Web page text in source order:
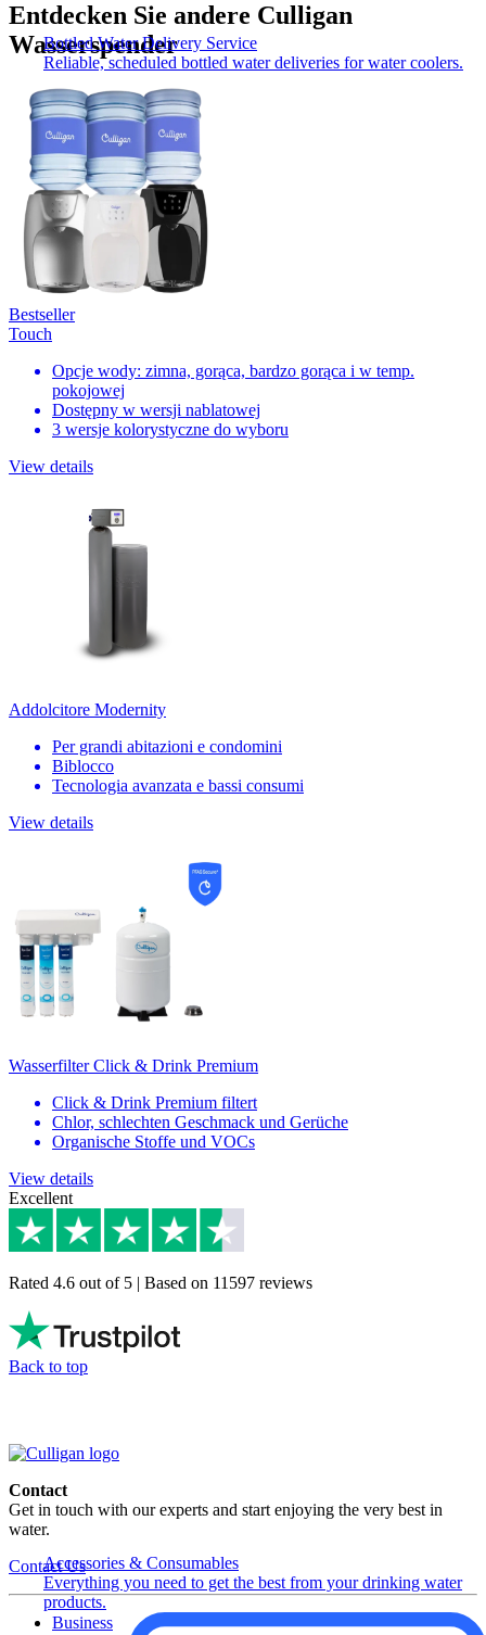
Bottled Water Delivery Service
Reliable, scheduled bottled water deliveries for water coolers.
Accessories & Consumables
Everything you need to get the best from your drinking water
products.
Entdecken Sie andere Culligan
Wasserspender
Bestseller
Touch
Opcje wody: zimna, gorąca, bardzo gorąca i w temp.
pokojowej
Dostępny w wersji nablatowej
3 wersje kolorystyczne do wyboru
View details
Addolcitore Modernity
Per grandi abitazioni e condomini
Biblocco
Tecnologia avanzata e bassi consumi
View details
Wasserfilter Click & Drink Premium
Click & Drink Premium filtert
Chlor, schlechten Geschmack und Gerüche
Organische Stoffe und VOCs
View details
Excellent
Rated 4.6 out of 5 | Based on 11597 reviews
Back to top
Contact
Get in touch with our experts and start enjoying the very best in
water.
Contact Us
Business